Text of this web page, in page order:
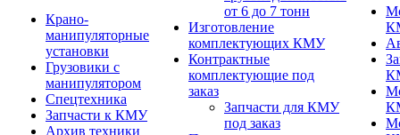
Крано-
манипуляторные
установки
Грузовики с
манипулятором
Спецтехника
Запчасти к КМУ
Архив техники
от 6 до 7 тонн
Изготовление
комплектующих КМУ
Контрактные
комплектующие под
заказ
Запчасти для КМУ
под заказ